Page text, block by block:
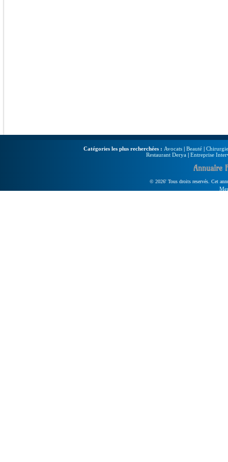
Catégories les plus recherchées : Avocats | Beauté |
Restaurant Derya | Entreprise
Annuaire
© 2026' Tous droits reservés. Cet